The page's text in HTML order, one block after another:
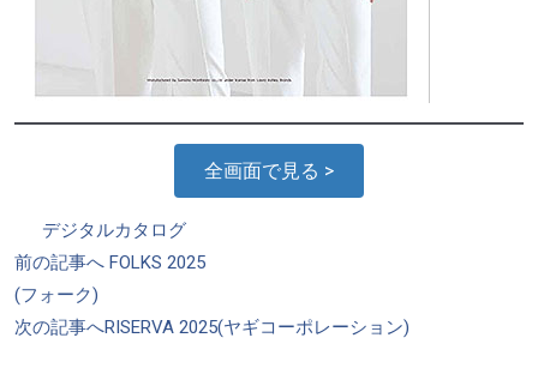
全画面で見る >
カ
テ
ゴ
リ
デジタルカタログ
投
稿
ナ
前の記事へ FOLKS 2025
(フォーク)
次の記事へRISERVA 2025(ヤギコーポレーション)